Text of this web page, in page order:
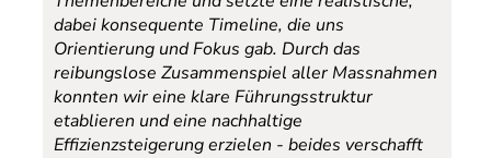
dabei konsequente Timeline, die uns
Orientierung und Fokus gab. Durch das
reibungslose Zusammenspiel aller Massnahmen
konnten wir eine klare Führungsstruktur
etablieren und eine nachhaltige
Effizienzsteigerung erzielen - beides verschafft